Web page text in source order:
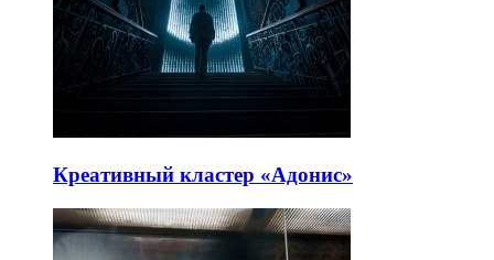
Креативный кластер «Адонис»